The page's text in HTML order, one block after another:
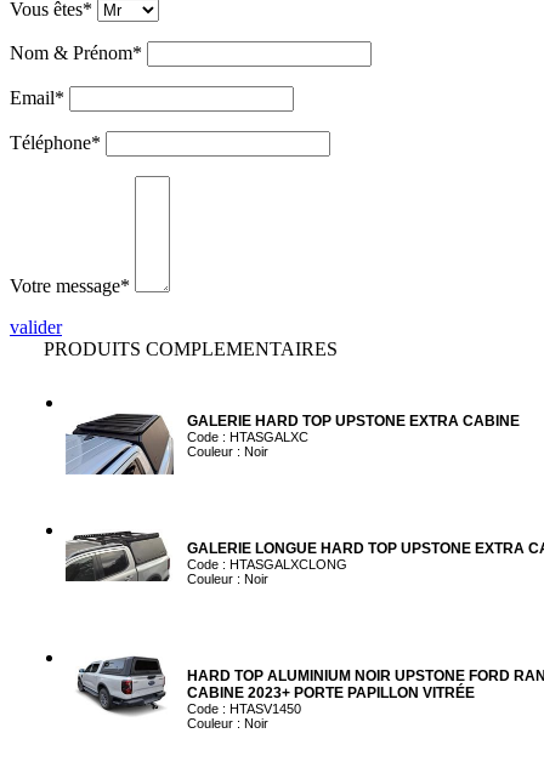
Vous êtes*
Nom & Prénom*
Email*
Téléphone*
Votre message*
valider
PRODUITS COMPLEMENTAIRES
GALERIE HARD TOP UPSTONE EXTRA CABINE
Code : HTASGALXC
Couleur : Noir
GALERIE LONGUE HARD TOP UPSTONE EXTRA
Code : HTASGALXCLONG
Couleur : Noir
HARD TOP ALUMINIUM NOIR UPSTONE FORD
CABINE 2023+ PORTE PAPILLON VITRÉE
Code : HTASV1450
Couleur : Noir